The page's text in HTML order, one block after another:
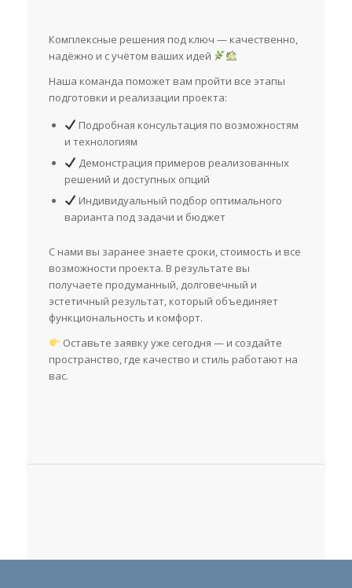
Комплексные решения под ключ — качественно,
надёжно и с учётом ваших идей
Наша команда поможет вам пройти все этапы
подготовки и реализации проекта:
Подробная консультация по возможностям
и технологиям
Демонстрация примеров реализованных
решений и доступных опций
Индивидуальный подбор оптимального
варианта под задачи и бюджет
С нами вы заранее знаете сроки, стоимость и все
возможности проекта. В результате вы
получаете продуманный, долговечный и
эстетичный результат, который объединяет
функциональность и комфорт.
Оставьте заявку уже сегодня — и создайте
пространство, где качество и стиль работают на
вас.